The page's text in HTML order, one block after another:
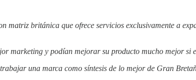
matriz británica que ofrece servicios exclusivamente a
marketing y podían mejorar su producto mucho mejor
una marca como síntesis de lo mejor de Gran